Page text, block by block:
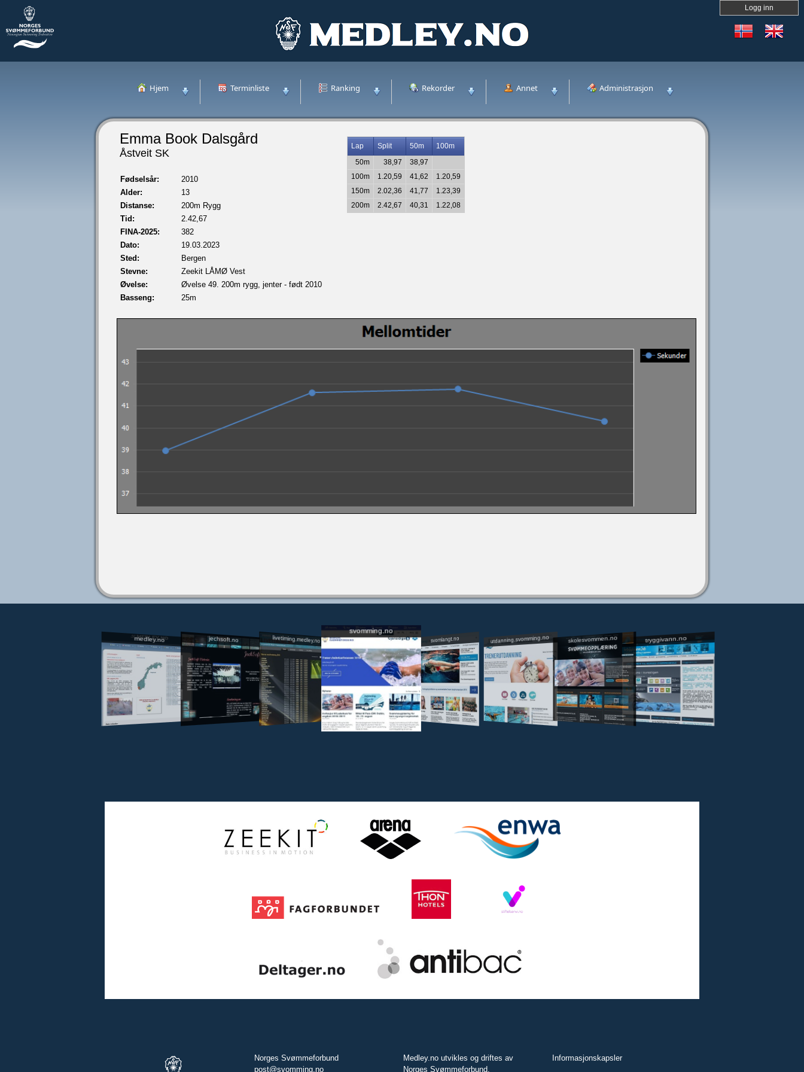
Logg inn
Hjem Terminliste Ranking Rekorder Annet Administrasjon
Emma Book Dalsgård
Åstveit SK
Fødselsår:
2010
Alder:
13
Distanse:
200m Rygg
Tid:
2.42,67
FINA-2025:
382
Dato:
19.03.2023
Sted:
Bergen
Stevne:
Zeekit LÅMØ Vest
Øvelse:
Øvelse 49. 200m rygg, jenter - født 2010
Basseng:
25m
Lap Split 50m
100m
50m
38,97
38,97
100m
1.20,59 41,62
1.20,59
150m
2.02,36 41,77
1.23,39
200m
2.42,67 40,31 1.22,08
medley.no jechsoft.no livetiming.medley.no
svomming.no
svomlangt.no utdanning.svomming.no skolesvommen.no tryggivann.no
Norges Svømmeforbund
post@svomming.no
Medley.no utvikles og driftes av
Norges Svømmeforbund.
Informasjonskapsler